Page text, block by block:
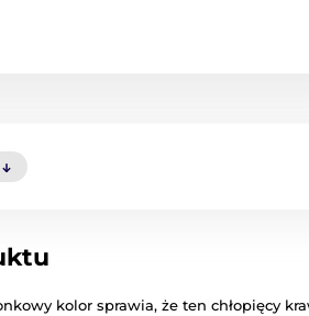
kolor sprawia, że ten chłopięcy